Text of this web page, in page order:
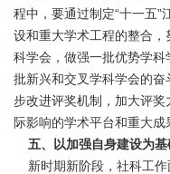
程中，要通过制定“十一五
设和重大学术工程的整合，
科学会，做强一批优势学
批新兴和交叉学科学会的
步改进评奖机制，加大评
际影响的学术平台和重大成
五、以加强自身建设为
新时期新阶段，社科工作